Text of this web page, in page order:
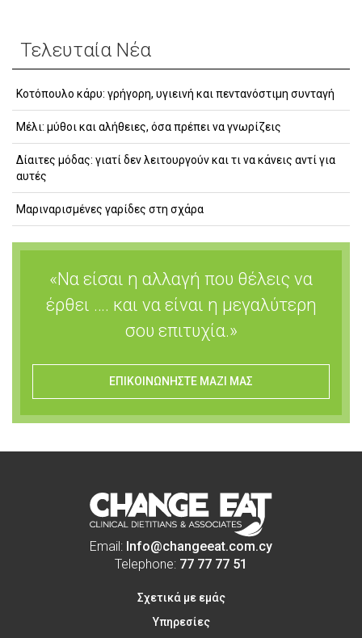
Τελευταία Νέα
Κοτόπουλο κάρυ: γρήγορη, υγιεινή και πεντανόστιμη συνταγή
Μέλι: μύθοι και αλήθειες, όσα πρέπει να γνωρίζεις
Δίαιτες μόδας: γιατί δεν λειτουργούν και τι να κάνεις αντί για
αυτές
Μαριναρισμένες γαρίδες στη σχάρα
«Να είσαι η αλλαγή που θέλεις να
έρθει …. και να είναι η μεγαλύτερη
σου επιτυχία.»
ΕΠΙΚΟΙΝΩΝΗΣΤΕ ΜΑΖΙ ΜΑΣ
Email: Info@changeeat.com.cy
Telephone: 77 77 77 51
Σχετικά με εμάς
Υπηρεσίες